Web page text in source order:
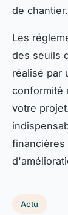
de chantier.
Les
des seuils
réalisé par
conformité
votre
financières
Actu